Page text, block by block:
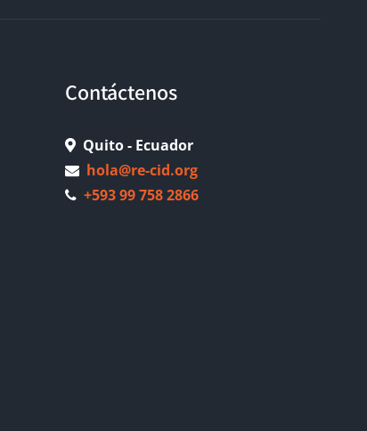
Contáctenos
Quito - Ecuador
hola@re-cid.org
+593 99 758 2866